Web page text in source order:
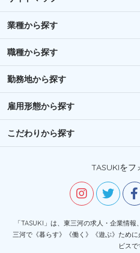
業種から探す
職種から探す
勤務地から探す
雇用形態から探す
こだわりから探す
TASUKIをフ
「TASUKI」は、東三河の求人・企業情
三河で《暮らす》《働く》《遊ぶ》ため
ビスで